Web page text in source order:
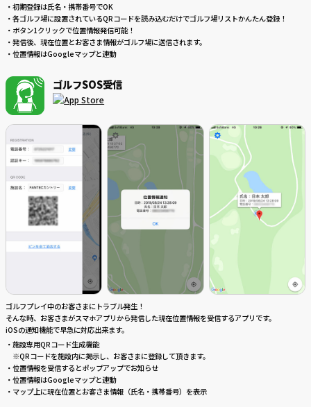
・初期登録は氏名・携帯番号でOK
・各ゴルフ場に設置されているQRコードを読み込むだけでゴルフ場リストかんたん登録！
・ボタン1クリックで位置情報発信可能！
・発信後、現在位置とお客さま情報がゴルフ場に送信されます。
・位置情報はGoogleマップと連動
ゴルフSOS受信
ゴルフプレイ中のお客さまにトラブル発生！
そんな時、お客さまがスマホアプリから発信した現在位置情報を受信するアプリです。
iOSの通知機能で早急に対応出来ます。
・施設専用QRコード生成機能
※QRコードを施設内に掲示し、お客さまに登録して頂きます。
・位置情報を受信するとポップアップでお知らせ
・位置情報はGoogleマップと連動
・マップ上に現在位置とお客さま情報（氏名・携帯番号）を表示